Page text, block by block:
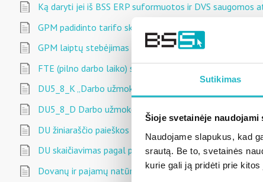
Sutikimas
Šioje svetainėje naudojami
Naudojame slapukus, kad
srautą. Be to, svetainės
kurie gali ją pridėti prie
Ką daryti jei iš BSS ERP suformuotos ir DVS saugomos
GPM padidinto tarifo skaičiavimas, kai pasiekiamos VDU
GPM laiptų stebėjimas DU žiniaraštyje
FTE (pilno darbo laiko) skaičiavimas
DU5_8_K „Darbo užmokesčio žiniaraštis
DU5_8_D Darbo užmokesčio žiniaraščio konfigūravimas
DU žiniaraščio paieškos konfigūracija
DU skaičiavimas pagal pareigybės kategoriją
Dovanų ir pajamų natūra apskaitymo ypatumai